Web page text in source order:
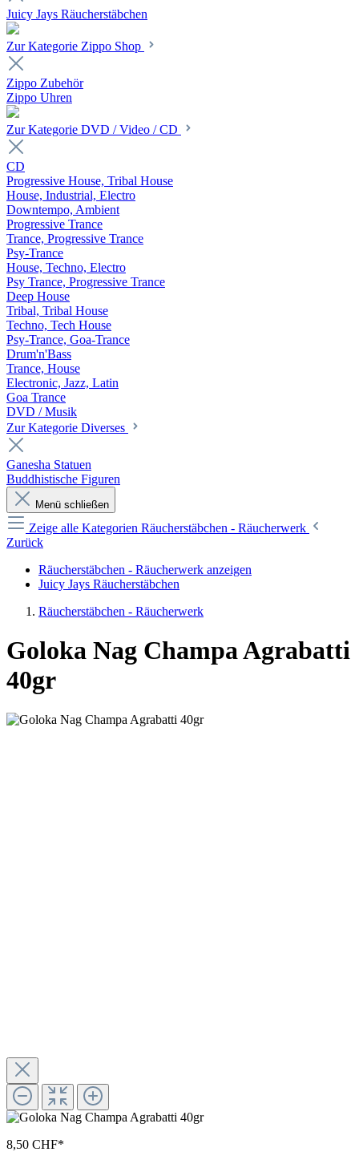
Juicy Jays Räucherstäbchen
Zur Kategorie Zippo Shop
Zippo Zubehör
Zippo Uhren
Zur Kategorie DVD / Video / CD
CD
Progressive House, Tribal House
House, Industrial, Electro
Downtempo, Ambient
Progressive Trance
Trance, Progressive Trance
Psy-Trance
House, Techno, Electro
Psy Trance, Progressive Trance
Deep House
Tribal, Tribal House
Techno, Tech House
Psy-Trance, Goa-Trance
Drum'n'Bass
Trance, House
Electronic, Jazz, Latin
Goa Trance
DVD / Musik
Zur Kategorie Diverses
Ganesha Statuen
Buddhistische Figuren
Menü schließen
Zeige alle Kategorien Räucherstäbchen - Räucherwerk
Zurück
Räucherstäbchen - Räucherwerk anzeigen
Juicy Jays Räucherstäbchen
Räucherstäbchen - Räucherwerk
Goloka Nag Champa Agrabatti
40gr
8,50 CHF*